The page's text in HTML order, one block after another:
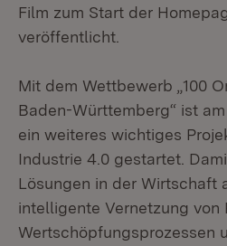
Film zum Start der
veröffentlicht.
Mit dem Wettbewerb „100
Baden-Württemberg“ ist
ein weiteres wichtiges
Industrie 4.0 gestartet.
Lösungen in der Wirtschaft
intelligente Vernetzung von
Wertschöpfungsprozessen